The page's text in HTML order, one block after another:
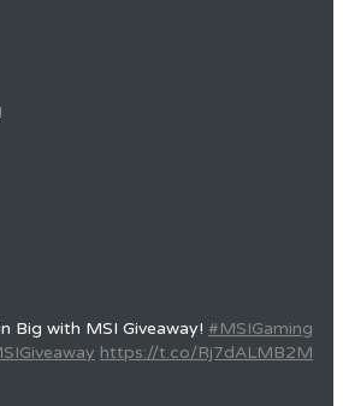
Big with MSI Giveaway! #MSIGaming
https://t.co/Rj7dALMB2M